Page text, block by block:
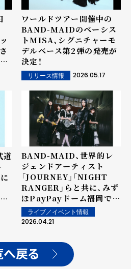
ワールドツアー開催中の
BAND-MAIDのベーシス
トMISA、シグニチャーモ
デルベース第2弾の発売が
決定！
リリース情報 2026.05.17
道
BAND-MAID、世界的レ
ジェンドアーティスト
「JOURNEY」「NIGHT
RANGER」らと共に、みず
ほPayPayドーム福岡で初
開催の『THE
GREATEST ROCK
定！
ライブ／イベント情報
2026.04.21
戻る